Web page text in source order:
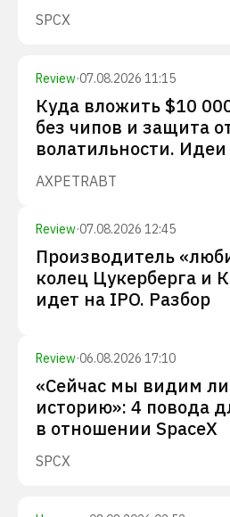
SPCX
Review·07.08.2026 11:15
Куда вложить $10
без чипов и защита
волатильности. Идеи
AXPETRABT
Review·07.08.2026 12:45
Производитель
колец Цукерберга и
идет на IPO. Разбор
Review·06.08.2026 17:10
«Сейчас мы видим
историю»: 4 повода
в отношении SpaceX
SPCX